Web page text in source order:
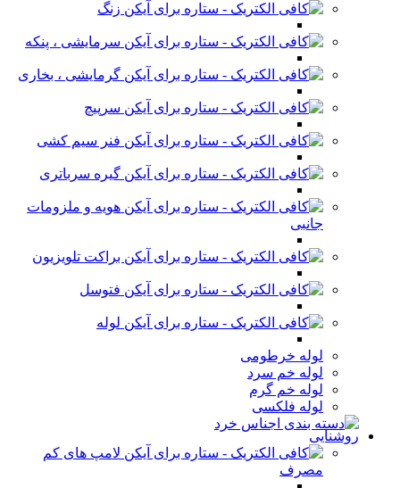
زنگ
سرمایشی ، پنکه
گرمایشی ، بخاری
سرپیچ
فنر سیم کشی
گیره سرباتری
هویه و ملزومات
جانبی
براکت تلویزیون
فتوسل
لوله
لوله خرطومی
لوله خم سرد
لوله خم گرم
لوله فلکسی
روشنایی
لامپ های کم
مصرف